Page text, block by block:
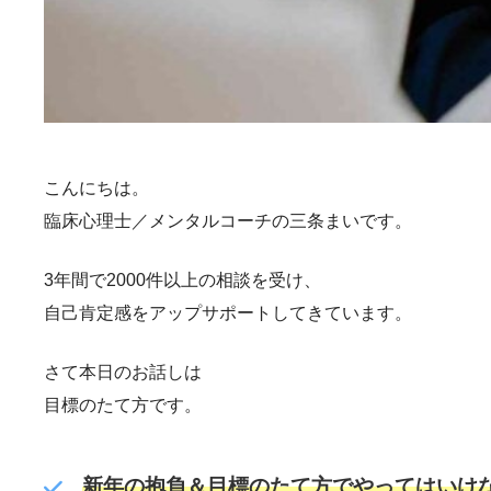
こんにちは。
臨床心理士／メンタルコーチの三条まいです。
3年間で2000件以上の相談を受け、
自己肯定感をアップサポートしてきています。
さて本日のお話しは
目標のたて方です。
新年の抱負＆目標のたて方でやってはいけ